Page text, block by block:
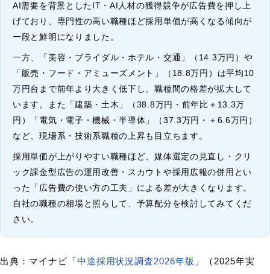
AI需要を背景としたIT・AI人材の獲得競争が広告費を押し上
げており、専門性の高い職種ほど採用単価が高くなる傾向が
一段と鮮明になりました。
一方、「美容・ブライダル・ホテル・交通」（14.3万円）や
「販売・フード・アミューズメント」（18.8万円）は平均10
万円台まで前年より大きく低下し、職種間の格差が拡大して
います。また「建築・土木」（38.8万円・前年比＋13.3万
円）「電気・電子・機械・半導体」（37.3万円・＋6.6万円）
など、現場系・技術系職種の上昇も目立ちます。
採用単価が上がりやすい職種ほど、媒体選定の見直し・クリ
ック課金型広告の運用改善・スカウトや採用広報の併用とい
った「広告費の使い方の工夫」による差が大きくなります。
自社の職種の相場と照らして、予算配分を検討してみてくだ
さい。
出典：マイナビ「中途採用状況調査2026年版 」（2025年実